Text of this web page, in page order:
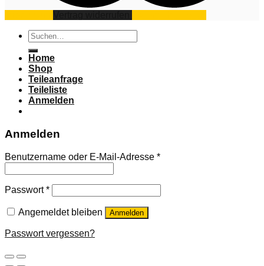
Suchen
nach:
Home
Shop
Teileanfrage
Teileliste
Anmelden
Anmelden
Benutzername oder E-Mail-Adresse *
Passwort*
Angemeldet bleiben Anmelden
Passwort vergessen?